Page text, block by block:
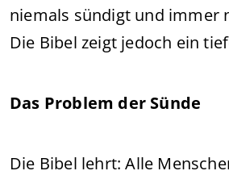
niemals sündigt und immer
Die Bibel zeigt jedoch ein
Das Problem der Sünde
Die Bibel lehrt: Alle